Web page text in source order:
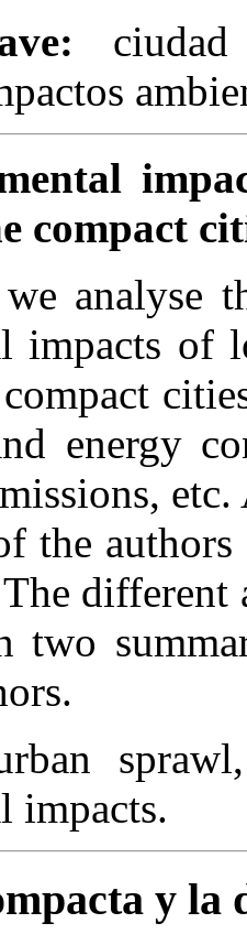
compact
analyse
impacts
energy
the
two
impacts.
y la